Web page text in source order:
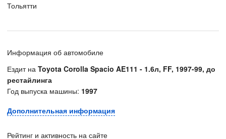
Тольятти
Информация об автомобиле
Ездит на Toyota Corolla Spacio AE111 - 1.6л, FF, 1997-99, до
рестайлинга
Год выпуска машины: 1997
Дополнительная информация
Рейтинг и активность на сайте